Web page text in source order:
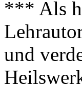
*** Als
und